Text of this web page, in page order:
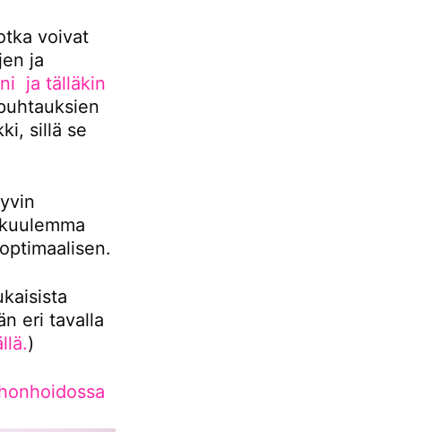
voivat
ja
ja tälläkin
sillä se
eri tavalla
)